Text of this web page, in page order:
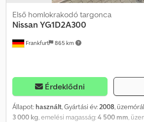
Frankfurt 865 km
Első homlokrakodó targonca
Nissan YG1D2A300
Érdeklődni
Állapot: használt, Gyártási év:2008,
3 000 kg, emelési magasság:4 500 mm,